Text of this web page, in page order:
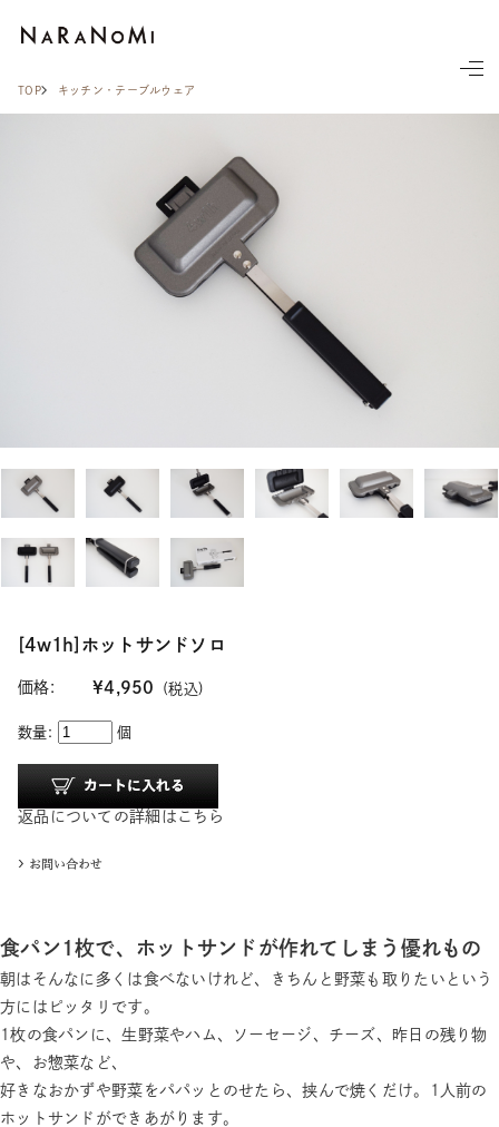
TOP キッチン・テーブルウェア
[4w1h]ホットサンドソロ
価格: ¥4,950 (税込)
数量: 個
返品についての詳細はこちら
食パン1枚で、ホットサンドが作れてしまう優れもの
朝はそんなに多くは食べないけれど、きちんと野菜も取りたいという
方にはピッタリです。
1枚の食パンに、生野菜やハム、ソーセージ、チーズ、昨日の残り物
や、お惣菜など、
好きなおかずや野菜をパパッとのせたら、挟んで焼くだけ。1人前の
ホットサンドができあがります。